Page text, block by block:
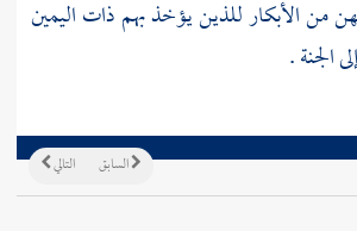
من الأبكار للذين يؤخذ بهم ذات اليمين
الجنة .
التالي السابق